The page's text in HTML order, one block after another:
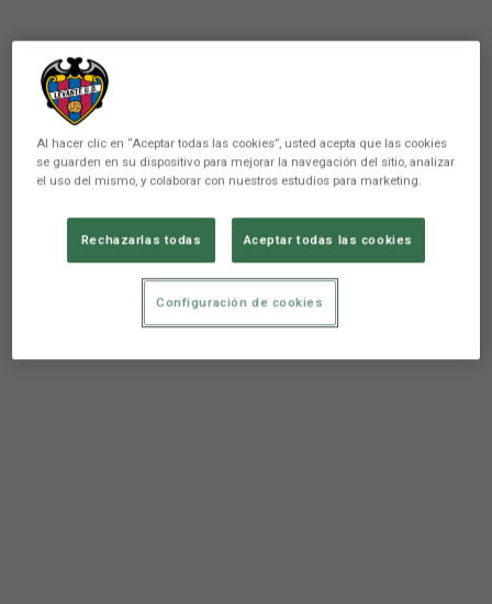
Al hacer clic en “Aceptar todas las cookies”, usted acepta que las cookies
se guarden en su dispositivo para mejorar la navegación del sitio, analizar
el uso del mismo, y colaborar con nuestros estudios para marketing.
Rechazarlas todas Aceptar todas las cookies
Configuración de cookies